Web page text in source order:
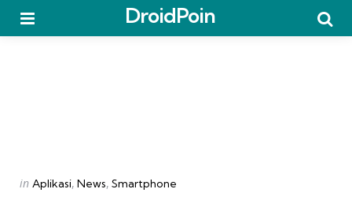
DroidPoin
Categories
Posted
in Aplikasi News Smartphone